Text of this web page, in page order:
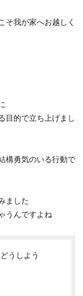
そ我が家へお越しく
目的で立ち上げまし
構勇気のいる行動で
ました
うんですよね
うしよう